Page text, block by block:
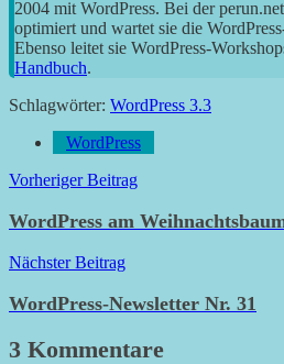
2004 mit WordPress. Bei der
optimiert und wartet sie die
Ebenso leitet sie WordPress-
Handbuch.
Schlagwörter: WordPress 3.3
WordPress
Beitragsnavigation
Vorheriger Beitrag
WordPress am
Nächster Beitrag
WordPress-Newsletter Nr. 31
3 Kommentare